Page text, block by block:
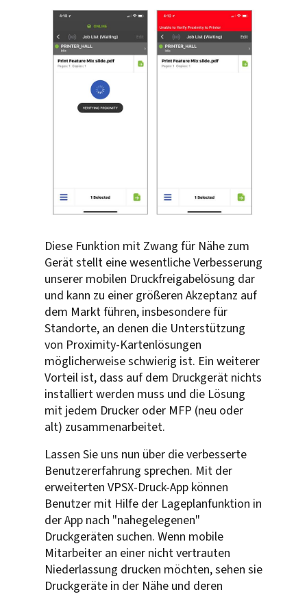
Diese Funktion mit Zwang für Nähe zum
Gerät stellt eine wesentliche Verbesserung
unserer mobilen Druckfreigabelösung dar
und kann zu einer größeren Akzeptanz auf
dem Markt führen, insbesondere für
Standorte, an denen die Unterstützung
von Proximity-Kartenlösungen
möglicherweise schwierig ist. Ein weiterer
Vorteil ist, dass auf dem Druckgerät nichts
installiert werden muss und die Lösung
mit jedem Drucker oder MFP (neu oder
alt) zusammenarbeitet.
Lassen Sie uns nun über die verbesserte
Benutzererfahrung sprechen. Mit der
erweiterten VPSX-Druck-App können
Benutzer mit Hilfe der Lageplanfunktion in
der App nach "nahegelegenen"
Druckgeräten suchen. Wenn mobile
Mitarbeiter an einer nicht vertrauten
Niederlassung drucken möchten, sehen sie
Druckgeräte in der Nähe und deren